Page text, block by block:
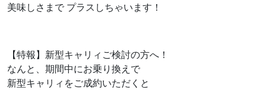
美味しさまで プラスしちゃいます！
【特報】新型キャリィご検討の方へ！
なんと、期間中にお乗り換えで
新型キャリィをご成約いただくと